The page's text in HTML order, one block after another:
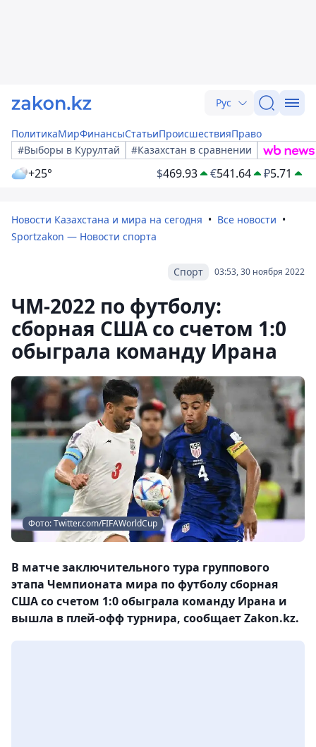
Рус
ПолитикаМирФинансыСтатьиПроисшествияПраво
#Выборы в Курултай
#Казахстан в сравнении
+25° $469.93 €541.64 ₽5.71
Новости Казахстана и мира на сегодня
Все новости
Sportzakon — Новости спорта
03:53, 30 ноября 2022
Спорт
ЧМ-2022 по футболу:
сборная США со счетом 1:0
обыграла команду Ирана
Фото: Twitter.com/FIFAWorldCup
В матче заключительного тура группового
этапа Чемпионата мира по футболу сборная
США со счетом 1:0 обыграла команду Ирана и
вышла в плей-офф турнира, сообщает Zakon.kz.